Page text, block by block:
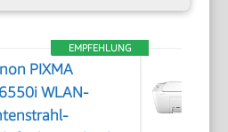
EMPFEHLUNG
PIXMA
WLAN-